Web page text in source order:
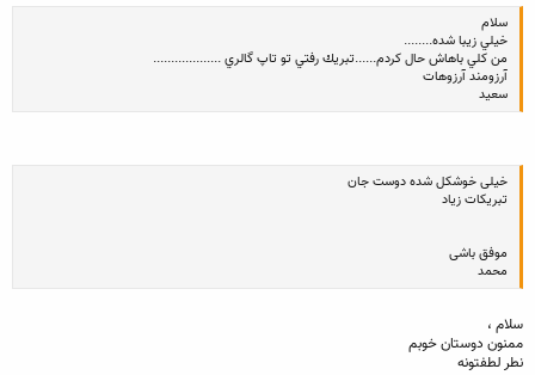
سلام
خيلي زيبا شده........
من كلي باهاش حال كردم......تبريك رفتي تو تاپ گالري ...................
آرزومند آرزوهات
سعيد
خیلی خوشکل شده دوست جان
تبریکات زیاد
موفق باشی
محمد
سلام ،
ممنون دوستان خوبم
نطر لطفتونه